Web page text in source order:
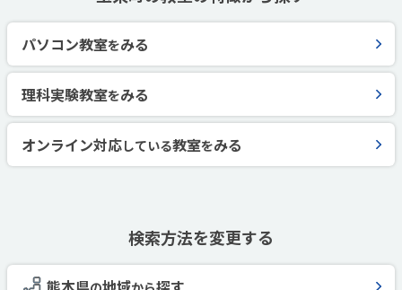
パソコン教室をみる
理科実験教室をみる
オンライン対応している教室をみる
検索方法を変更する